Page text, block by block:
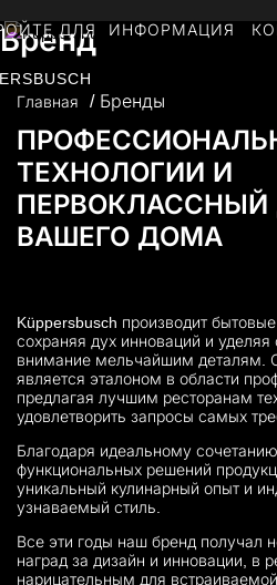
ДЛЯ ИНФОРМАЦИЯ
Главная Бренды
Бренд
ТЕХНОЛОГИИ И
ВАШЕГО ДОМА
Küppersbusch производит
сохраняя дух инноваций и
внимание мельчайшим деталям.
является эталоном в области
предлагая лучшим ресторанам
удовлетворить запросы самых
Благодаря идеальному
функциональных решений
уникальный кулинарный опыт и
узнаваемый стиль.
Все эти годы наш бренд получал
наград за дизайн и инновации, в
нарицательным для